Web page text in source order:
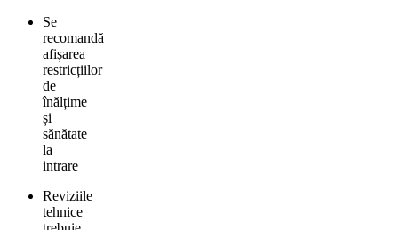
Se
recomandă
afișarea
restricțiilor
de
înălțime
și
sănătate
la
intrare
Reviziile
tehnice